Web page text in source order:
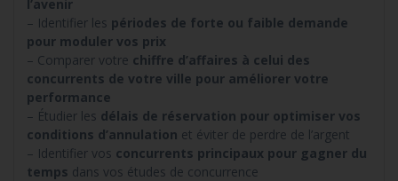
l’avenir
– Identifier les périodes de forte ou faible demande
pour moduler vos prix
– Comparer votre chiffre d’affaires à celui des
concurrents de votre ville pour améliorer votre
performance
– Étudier les délais de réservation pour optimiser vos
conditions d’annulation et éviter de perdre de l’argent
– Identifier vos concurrents principaux pour gagner du
temps dans vos études de concurrence